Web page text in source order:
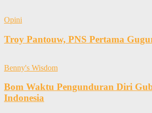
Opini
Troy Pantouw, PNS Pertama
Benny's Wisdom
Bom Waktu Pengunduran Diri
Indonesia